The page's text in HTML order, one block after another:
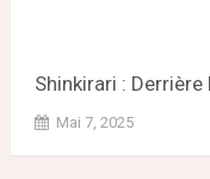
Shinkirari : Derrière
Mai 7, 2025